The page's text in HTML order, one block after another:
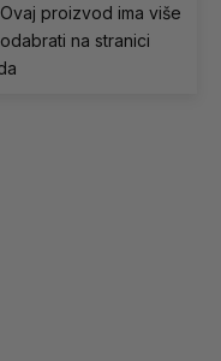
Ovaj proizvod ima više
na stranici